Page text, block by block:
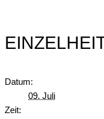
Datum:
09. Juli
Zeit: